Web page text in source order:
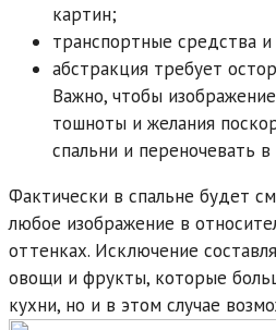
картин;
транспортные средства и
абстракция требует
Важно, чтобы
тошноты и желания
спальни и переночевать в
Фактически в спальне будет
любое изображение в
оттенках. Исключение
овощи и фрукты, которые
кухни, но и в этом случае